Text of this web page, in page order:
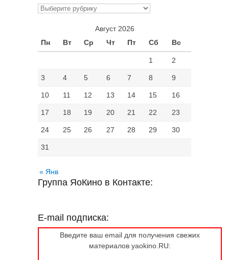
Рубрики
Август 2026
Пн
Вт Ср Чт Пт Сб Вс
1 2
3 4 5 6 7 8 9
10 11 12 13 14 15 16
17 18 19 20 21 22 23
24 25 26 27 28 29 30
31
« Янв
Группа ЯоКино в Контакте:
E-mail подписка:
Введите ваш email для получения свежих
материалов yaokino.RU: